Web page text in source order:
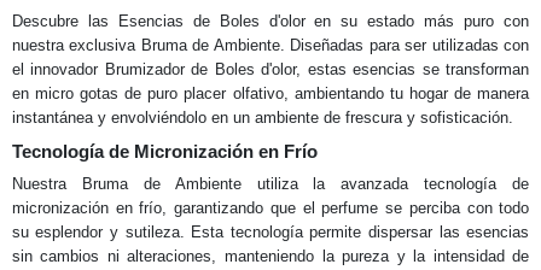
Descubre las Esencias de Boles d'olor en su estado más puro con
nuestra exclusiva Bruma de Ambiente. Diseñadas para ser utilizadas con
el innovador Brumizador de Boles d'olor, estas esencias se transforman
en micro gotas de puro placer olfativo, ambientando tu hogar de manera
instantánea y envolviéndolo en un ambiente de frescura y sofisticación.
Tecnología de Micronización en Frío
Nuestra Bruma de Ambiente utiliza la avanzada tecnología de
micronización en frío, garantizando que el perfume se perciba con todo
su esplendor y sutileza. Esta tecnología permite dispersar las esencias
sin cambios ni alteraciones, manteniendo la pureza y la intensidad de